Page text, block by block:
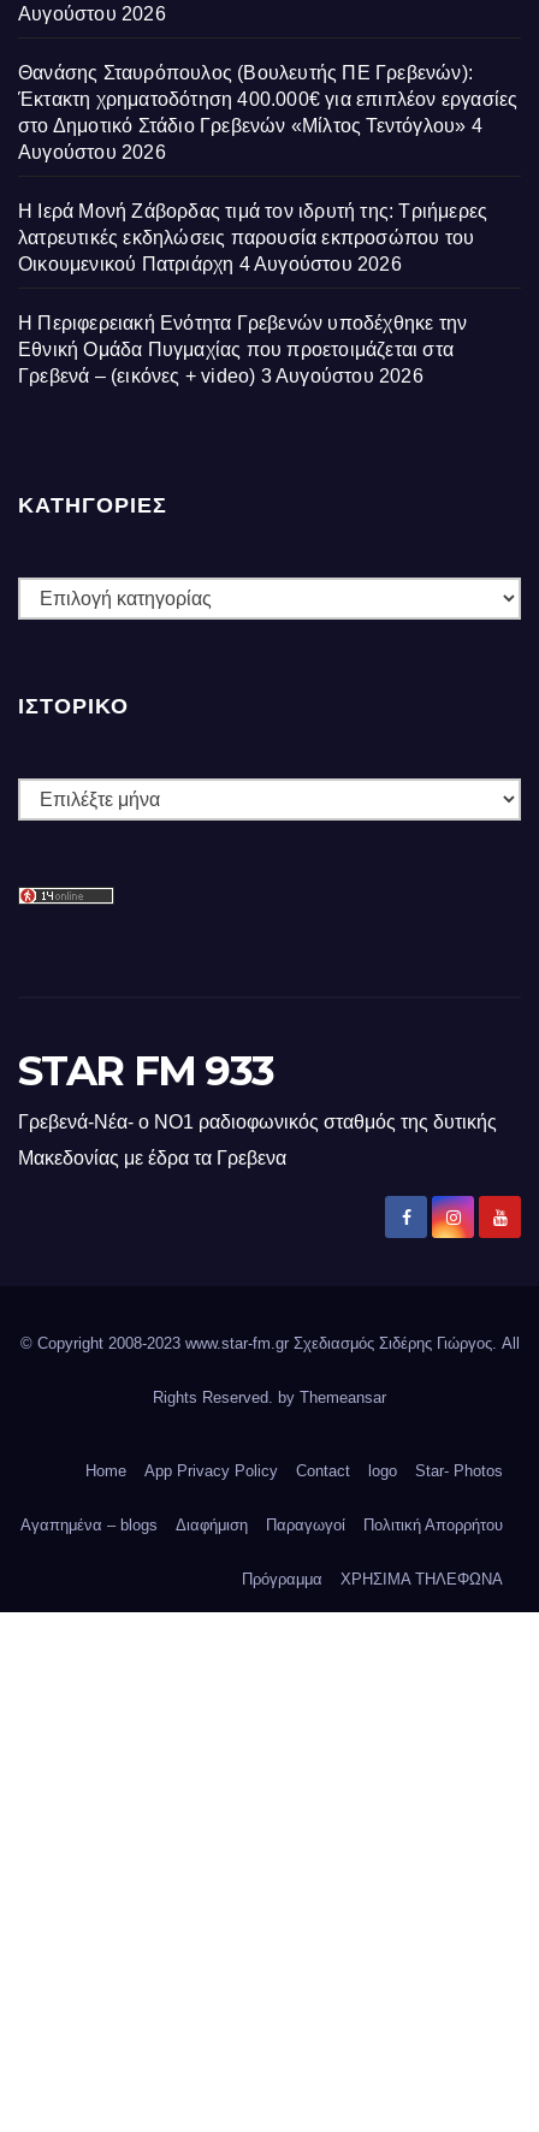
Αυγούστου 2026
Θανάσης Σταυρόπουλος (Βουλευτής ΠΕ Γρεβενών):
Έκτακτη χρηματοδότηση 400.000€ για επιπλέον εργασίες
στο Δημοτικό Στάδιο Γρεβενών «Μίλτος Τεντόγλου» 4
Αυγούστου 2026
Η Ιερά Μονή Ζάβορδας τιμά τον ιδρυτή της: Τριήμερες
λατρευτικές εκδηλώσεις παρουσία εκπροσώπου του
Οικουμενικού Πατριάρχη 4 Αυγούστου 2026
Η Περιφερειακή Ενότητα Γρεβενών υποδέχθηκε την
Εθνική Ομάδα Πυγμαχίας που προετοιμάζεται στα
Γρεβενά – (εικόνες + video) 3 Αυγούστου 2026
ΚΑΤΗΓΟΡΙΕΣ
ΚΑΤΗΓΟΡΙΕΣ
ΙΣΤΟΡΙΚΌ
Ιστορικό
STAR FM 933
Γρεβενά-Νέα- ο ΝΟ1 ραδιοφωνικός σταθμός της δυτικής
Μακεδονίας με έδρα τα Γρεβενα
© Copyright 2008-2023 www.star-fm.gr Σχεδιασμός Σιδέρης Γιώργος. All
Rights Reserved. by Themeansar
Home App Privacy Policy Contact logo Star- Photos
Αγαπημένα – blogs Διαφήμιση Παραγωγοί Πολιτική Απορρήτου
Πρόγραμμα ΧΡΗΣΙΜΑ ΤΗΛΕΦΩΝΑ